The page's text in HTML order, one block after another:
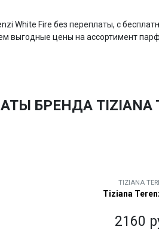
White Fire без переплаты, с
выгодные цены на ассортимент
БРЕНДА TIZIANA
TIZIANA
Tiziana
2160